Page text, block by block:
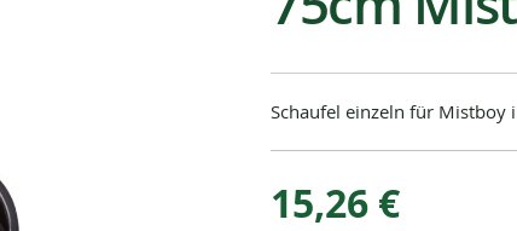
Schaufel einzeln für Mistboy
15,26 €